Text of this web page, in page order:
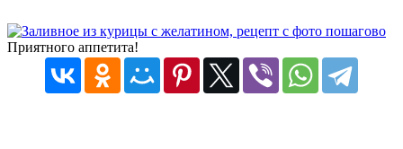
Приятного аппетита!